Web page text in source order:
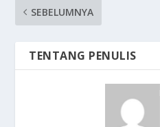
SEBELUMNYA
TENTANG PENULIS